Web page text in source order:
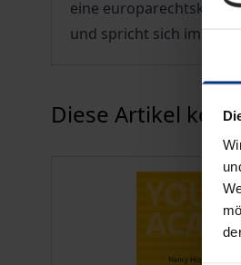
eine
und spricht sich im
Karussell überspringen
Diese Artikel